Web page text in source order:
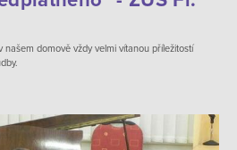
našem domově vždy velmi vítanou příležitostí